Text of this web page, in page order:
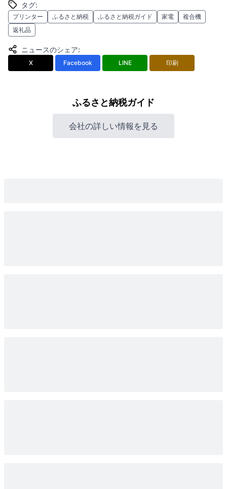
タグ:
プリンター ふるさと納税 ふるさと納税ガイド 家電
複合機
返礼品
ニュースのシェア:
X Facebook LINE 印刷
ふるさと納税ガイド
会社の詳しい情報を見る